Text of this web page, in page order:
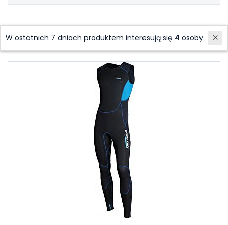
Polecane produkty
W ostatnich 7 dniach produktem interesują się 4 osoby.